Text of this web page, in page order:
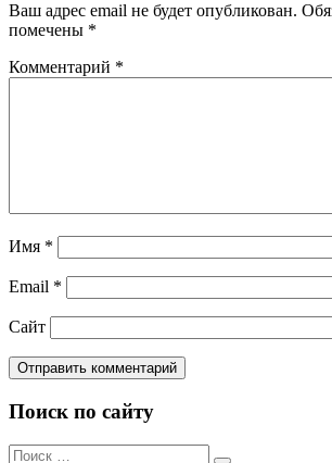
Ваш адрес email не будет опубликован.
помечены *
Комментарий *
Имя *
Email *
Сайт
Поиск по сайту
Поиск